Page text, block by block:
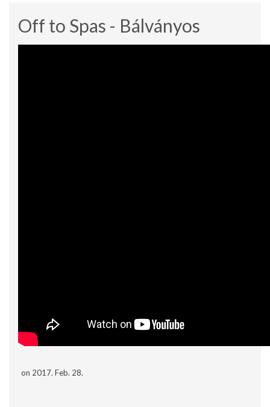
Off to Spas - Bálványos
on 2017. Feb. 28.